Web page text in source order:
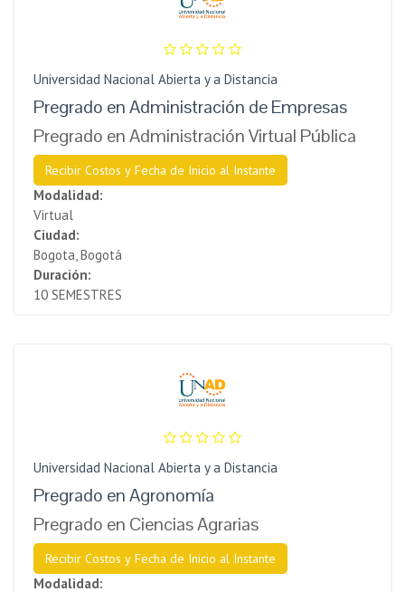
Universidad Nacional Abierta y a Distancia
Pregrado en Administración de Empresas
Pregrado en Administración Virtual Pública
Recibir Costos y Fecha de Inicio al Instante
Modalidad:
Virtual
Ciudad:
Bogota, Bogotá
Duración:
10 SEMESTRES
Universidad Nacional Abierta y a Distancia
Pregrado en Agronomía
Pregrado en Ciencias Agrarias
Recibir Costos y Fecha de Inicio al Instante
Modalidad: